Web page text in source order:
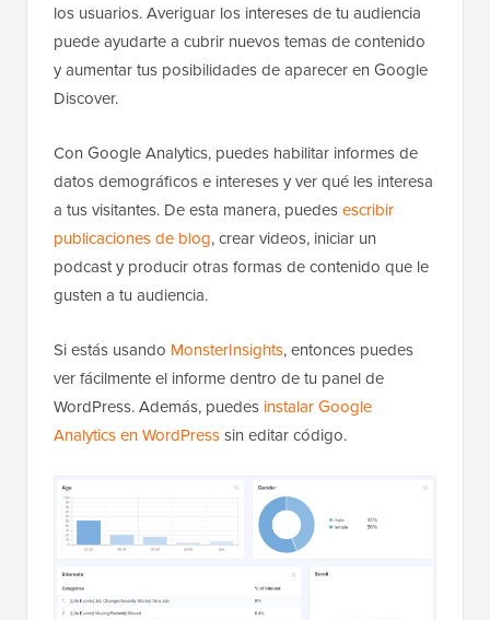
los usuarios. Averiguar los intereses de tu audiencia
puede ayudarte a cubrir nuevos temas de contenido
y aumentar tus posibilidades de aparecer en Google
Discover.
Con Google Analytics, puedes habilitar informes de
datos demográficos e intereses y ver qué les interesa
a tus visitantes. De esta manera, puedesescribir
publicaciones de blog, crear videos, iniciar un
podcast y producir otras formas de contenido que le
gusten a tu audiencia.
Si estás usando MonsterInsights, entonces puedes
ver fácilmente el informe dentro de tu panel de
WordPress. Además, puedes instalar Google
Analytics en WordPresssin editar código.